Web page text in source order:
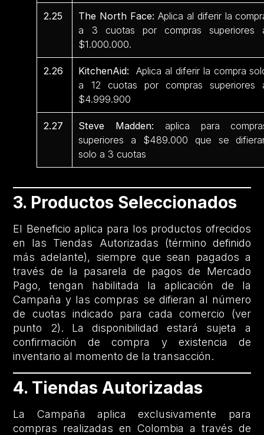
2.25 The North Face: Aplica al diferir la
a 3 cuotas por compras superiores
$1.000.000.
2.26 KitchenAid:Aplica al diferir la compra
a 12 cuotas por compras superiores
$4.999.900
2.27 Steve Madden: aplica para
superiores a $489.000 que se
solo a 3 cuotas
3. Productos Seleccionados
El Beneficio aplica para los productos ofrecidos
en las Tiendas Autorizadas (término definido
más adelante), siempre que sean pagados a
través de la pasarela de pagos de Mercado
Pago, tengan habilitada la aplicación de la
Campaña y las compras se difieran al número
de cuotas indicado para cada comercio (ver
punto 2). La disponibilidad estará sujeta a
confirmación de compra y existencia de
inventario al momento de la transacción.
4. Tiendas Autorizadas
La Campaña aplica exclusivamente para
compras realizadas en Colombia a través de